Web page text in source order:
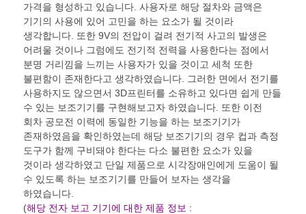
가격을 형성하고 있습니다. 사용자로 해당 절차와 금액은
기기의 사용에 있어 고민을 하는 요소가 될 것이라
생각합니다. 또한 9V의 전압이 걸려 전기적 사고의 발생은
어려울 것이나 그럼에도 전기적 전력을 사용한다는 점에서
분명 거리낌을 느끼는 사용자가 있을 것이고 세척 또한
불편함이 존재한다고 생각하였습니다. 그러한 면에서 전기를
사용하지도 않으면서 3D프린터를 소유하고 있다면 쉽게 만들
수 있는 보조기기를 구현해보고자 하였습니다. 또한 이전
회차 공모전 이력에 동일한 기능을 하는 보조기기가
존재하였음을 확인하였는데 해당 보조기기의 경우 컵과 측정
도구가 함께 구비돼야 한다는 다소 불편한 요소가 있을
것이라 생각하였고 단일 제품으로 시각장애인에게 도움이 될
수 있도록 하는 보조기기를 만들어 보자는 생각을
하였습니다.
(해당 전자 보고 기기에 대한 제품 정보 :